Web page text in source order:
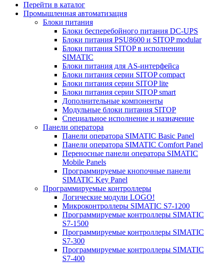
Перейти в каталог
Промышленная автоматизация
Блоки питания
Блоки бесперебойного питания DC-UPS
Блоки питания PSU8600 и SITOP modular
Блоки питания SITOP в исполнении
SIMATIC
Блоки питания для AS-интерфейса
Блоки питания серии SITOP compact
Блоки питания серии SITOP lite
Блоки питания серии SITOP smart
Дополнительные компоненты
Модульные блоки питания SITOP
Специальное исполнение и назначение
Панели оператора
Панели оператора SIMATIC Basic Panel
Панели оператора SIMATIC Comfort Panel
Переносные панели оператора SIMATIC
Mobile Panels
Программируемые кнопочные панели
SIMATIC Key Panel
Программируемые контроллеры
Логические модули LOGO!
Микроконтроллеры SIMATIC S7-1200
Программируемые контроллеры SIMATIC
S7-1500
Программируемые контроллеры SIMATIC
S7-300
Программируемые контроллеры SIMATIC
S7-400